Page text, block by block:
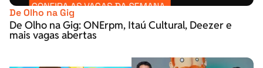
De Olho na Gig
De Olho na Gig: ONErpm, Itaú Cultural, Deezer e
mais vagas abertas